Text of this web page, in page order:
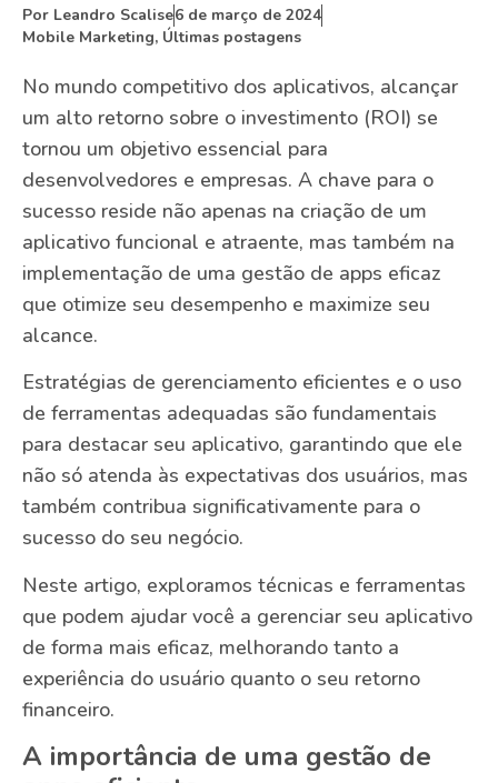
Por Leandro Scalise6 de março de 2024
Mobile Marketing, Últimas postagens
No mundo competitivo dos aplicativos, alcançar
um alto retorno sobre o investimento (ROI) se
tornou um objetivo essencial para
desenvolvedores e empresas. A chave para o
sucesso reside não apenas na criação de um
aplicativo funcional e atraente, mas também na
implementação de uma gestão de apps eficaz
que otimize seu desempenho e maximize seu
alcance.
Estratégias de gerenciamento eficientes e o uso
de ferramentas adequadas são fundamentais
para destacar seu aplicativo, garantindo que ele
não só atenda às expectativas dos usuários, mas
também contribua significativamente para o
sucesso do seu negócio.
Neste artigo, exploramos técnicas e ferramentas
que podem ajudar você a gerenciar seu aplicativo
de forma mais eficaz, melhorando tanto a
experiência do usuário quanto o seu retorno
financeiro.
A importância de uma gestão de